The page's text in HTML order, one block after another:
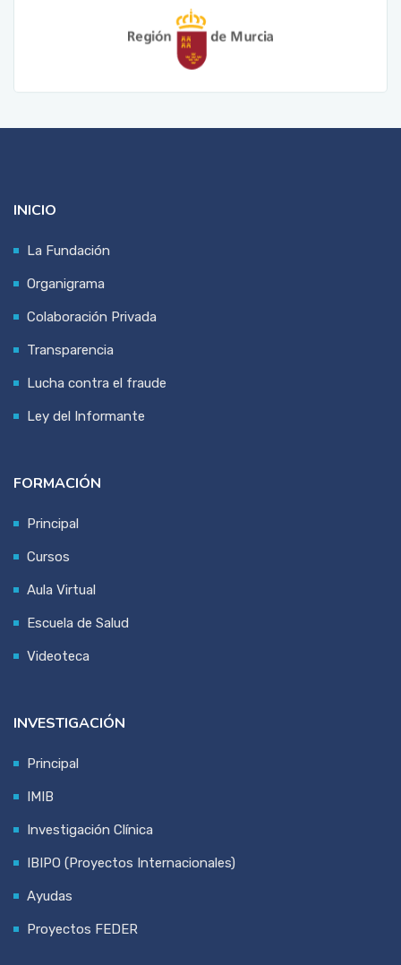
INICIO
La Fundación
Organigrama
Colaboración Privada
Transparencia
Lucha contra el fraude
Ley del Informante
FORMACIÓN
Principal
Cursos
Aula Virtual
Escuela de Salud
Videoteca
INVESTIGACIÓN
Principal
IMIB
Investigación Clínica
IBIPO (Proyectos Internacionales)
Ayudas
Proyectos FEDER